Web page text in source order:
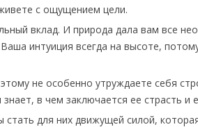
с ощущением цели.
вклад. И природа дала вам все
интуиция всегда на высоте,
не особенно утруждаете себя
в чем заключается ее страсть и
стать для них движущей силой,